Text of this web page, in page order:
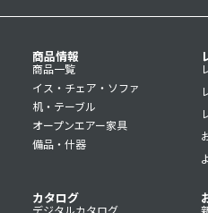
商品情報
商品一覧
イス・チェア・ソファ
机・テーブル
オープンエアー家具
備品・什器
カタログ
デジタルカタログ